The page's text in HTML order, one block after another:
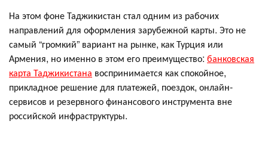
На этом фоне Таджикистан стал одним из рабочих
направлений для оформления зарубежной карты. Это не
самый “громкий” вариант на рынке, как Турция или
Армения, но именно в этом его преимущество: банковская
карта Таджикистана воспринимается как спокойное,
прикладное решение для платежей, поездок, онлайн-
сервисов и резервного финансового инструмента вне
российской инфраструктуры.